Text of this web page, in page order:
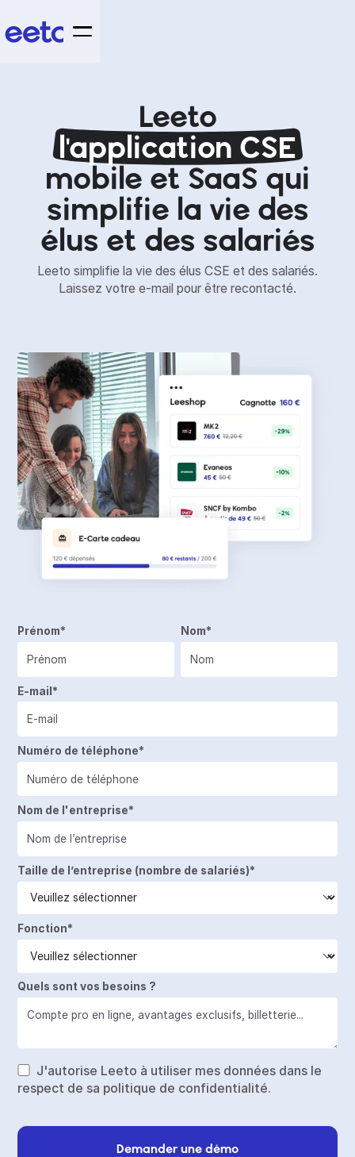
Leeto
l'application CSE
mobile et SaaS qui
simplifie la vie des
élus et des salariés
Leeto simplifie la vie des élus CSE et des salariés.
Laissez votre e-mail pour être recontacté.
Prénom* Nom*
E-mail*
Numéro de téléphone*
Nom de l'entreprise*
Taille de l’entreprise (nombre de salariés)*
Fonction*
Quels sont vos besoins ?
J'autorise Leeto à utiliser mes données dans le
respect de sa politique de confidentialité.
Demander une démo